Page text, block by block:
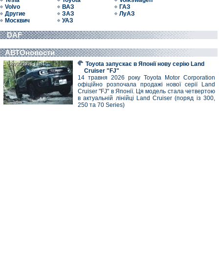
Volvo
ВАЗ
ГАЗ
Другие
ЗАЗ
ЛуАЗ
Москвич
УАЗ
DAF
АВТОновости
28/05/2026 13:31
28/05/2026 13:31
Toyota запускає в Японії нову серію Land
Cruiser "FJ"
14 травня 2026 року Toyota Motor Corporation
офіційно розпочала продажі нової серії Land
Cruiser "FJ" в Японії. Ця модель стала четвертою
в актуальній лінійці Land Cruiser (поряд із 300,
250 та 70 Series)